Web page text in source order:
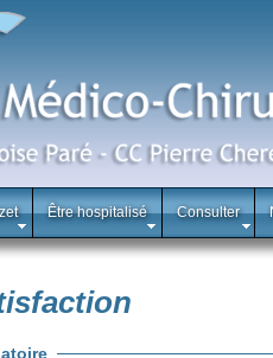
Être hospitalisé Consulter